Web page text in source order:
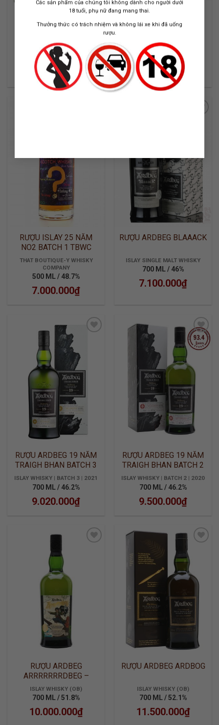
Các sản phẩm của chúng tôi không dành cho người dưới
18 tuổi, phụ nữ đang mang thai.
Thưởng thức có trách nhiệm và không lái xe khi đã uống
rượu.
RƯỢU ARDBEG
AURIVERDES
2014 RELEASE / ISLAY WHISKY
(OB)
700 ML / 49.9%
6.800.000 ₫
RƯỢU ARDBEG DRUM
ISLAY WHISKY (OB)
700 ML / 46%
6.800.000₫
RƯỢU ISLAY 25 NĂM
NO2 BATCH 1 TBWC
THAT BOUTIQUE-Y WHISKY
COMPANY
500 ML / 48.7%
7.000.000₫
RƯỢU ARDBEG BLAAACK
ISLAY SINGLE MALT WHISKY
700 ML / 46%
7.100.000₫
ADD TO
WISHLIST
RƯỢU ARDBEG 19 NĂM
TRAIGH BHAN BATCH 3
ISLAY WHISKY | BATCH 3 | 2021
700 ML / 46.2%
9.020.000₫
ADD TO
WISHLIST
RƯỢU ARDBEG 19 NĂM
TRAIGH BHAN BATCH 2
ISLAY WHISKY | BATCH 2 | 2020
700 ML / 46.2%
9.500.000₫
WISHLIST
RƯỢU ARDBEG
ARRRRRRRDBEG –
COMMITTEE RELEASE
ISLAY WHISKY (OB)
700 ML / 51.8%
10.000.000₫
ADD TO
WISHLIST
RƯỢU ARDBEG ARDBOG
ISLAY WHISKY (OB)
700 ML / 52.1%
11.500.000₫